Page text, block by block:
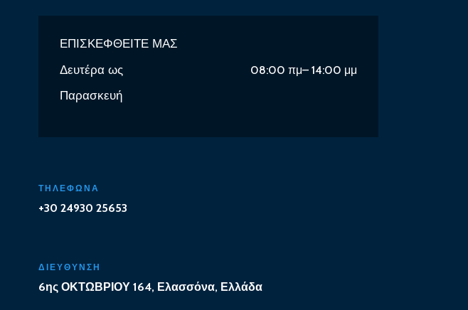
ΕΠΙΣΚΕΦΘΕΙΤΕ ΜΑΣ
Δευτέρα ως
Παρασκευή
08:00 πμ– 14:00 μμ
ΤΗΛΕΦΩΝΑ
+30 24930 25653
ΔΙΕΥΘΥΝΣΗ
6ης ΟΚΤΩΒΡΙΟΥ 164, Ελασσόνα, Ελλάδα